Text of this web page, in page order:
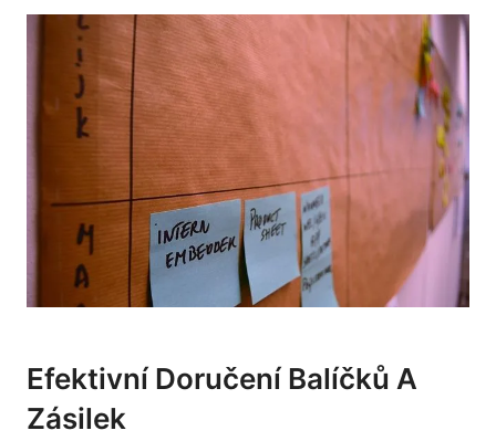
Efektivní Doručení Balíčků A
Zásilek